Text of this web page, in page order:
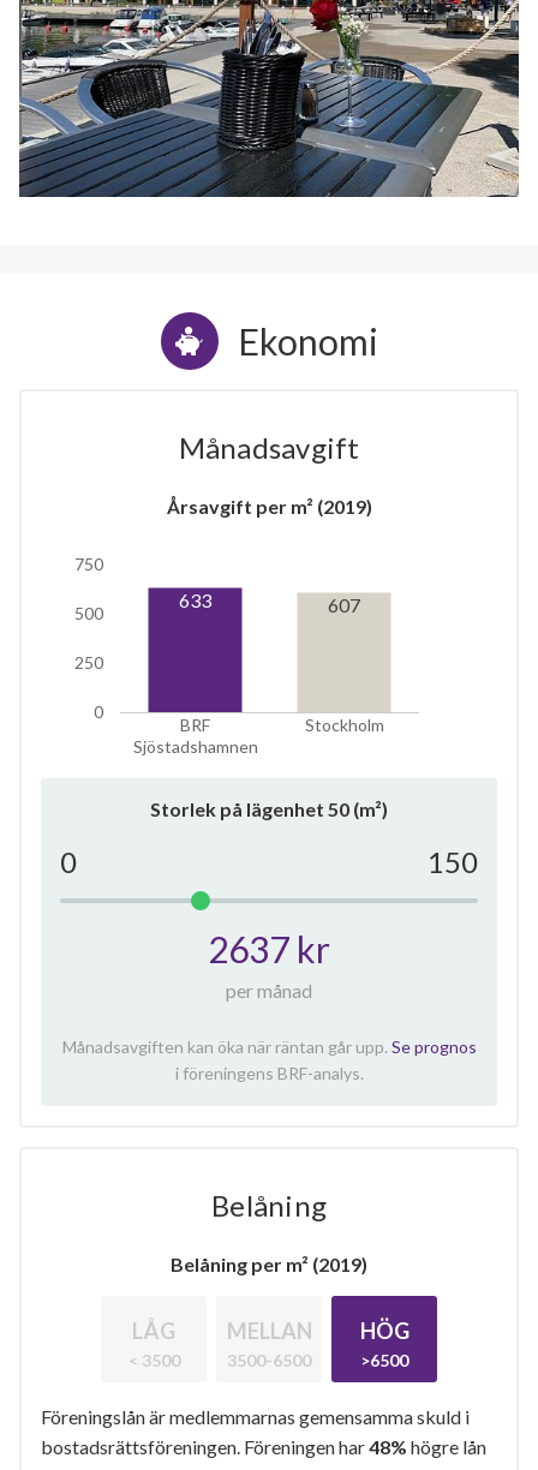
Ekonomi
Månadsavgift
Årsavgift per m² (2019)
BRF
Sjöstadshamnen
Stockholm
0
250
500
750
633 607
Storlek på lägenhet 50 (m²)
0 150
2637 kr
per månad
Månadsavgiften kan öka när räntan går upp. Se prognos
i föreningens BRF-analys.
Belåning
Belåning per m² (2019)
LÅG
< 3500
MELLAN
3500-6500
HÖG
>6500
Föreningslån är medlemmarnas gemensamma skuld i
bostadsrättsföreningen. Föreningen har48% högre lån